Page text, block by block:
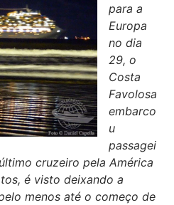
para a
Europa
no dia
29, o
Costa
Favolosa
embarco
u
passagei
cruzeiro pela América
é visto deixando a
menos até o começo de